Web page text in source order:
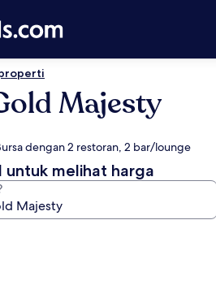
Majesty
dengan 2 restoran, 2 bar/lounge
untuk melihat harga